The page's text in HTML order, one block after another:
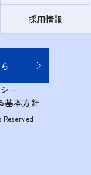
採用情報
ー
基本方針